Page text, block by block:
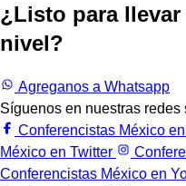
¿Listo para
nivel?
Agreganos a Whatsapp
Síguenos en nuestras redes
Conferencistas México
México en Twitter
Conferencistas México en